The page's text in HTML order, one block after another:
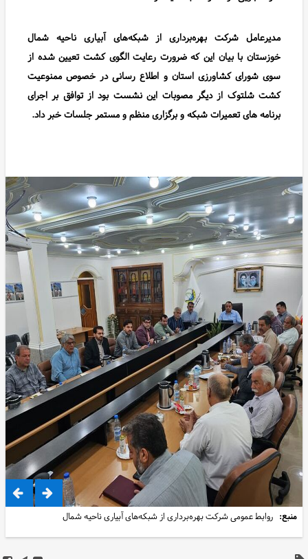
خوزستان با بیان این که ضرورت رعایت الگوی کشت تعیین شده از
سوی شورای کشاورزی استان و اطلاع رسانی در خصوص ممنوعیت
کشت شلتوک از دیگر مصوبات این نشست بود از توافق بر اجرای
برنامه های تعمیرات شبکه و برگزاری منظم و مستمر جلسات خبر داد.
منبع: روابط عمومی شرکت بهره‌برداری از شبکه‌های آبیاری ناحیه شمال